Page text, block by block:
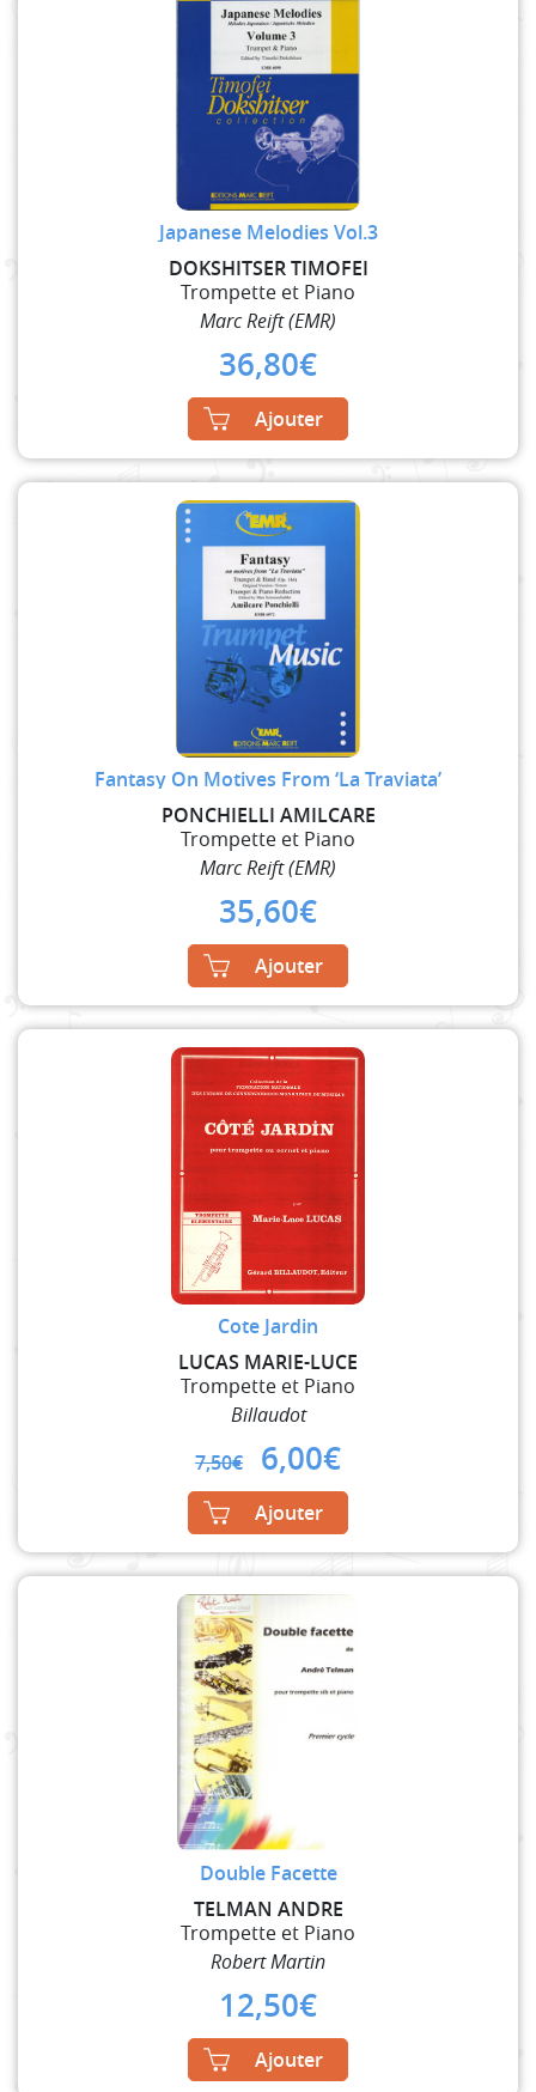
Japanese Melodies Vol.3
DOKSHITSER TIMOFEI
Trompette et Piano
Marc Reift (EMR)
36,80€
Ajouter
Fantasy On Motives From ‘La Traviata’
PONCHIELLI AMILCARE
Trompette et Piano
Marc Reift (EMR)
35,60€
Ajouter
Cote Jardin
LUCAS MARIE-LUCE
Trompette et Piano
Billaudot
7,50€ Original
price
was:
7,50€.
6,00€Current
price
6,00€.
Ajouter
Double Facette
TELMAN ANDRE
Trompette et Piano
Robert Martin
12,50€
Ajouter